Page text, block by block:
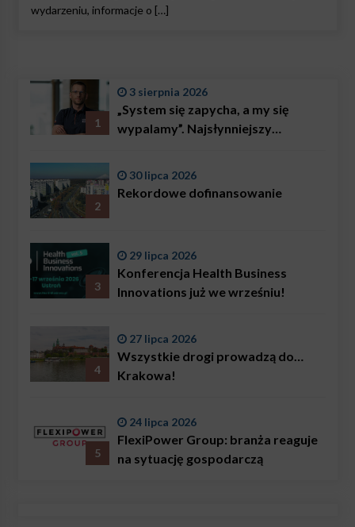
wydarzeniu, informacje o […]
1
3 sierpnia 2026
„System się zapycha, a my się
wypalamy”. Najsłynniejszy
problemem są nie tylko choroby
2
30 lipca 2026
Rekordowe dofinansowanie
3
29 lipca 2026
Konferencja Health Business
Innovations już we wrześniu!
4
27 lipca 2026
Wszystkie drogi prowadzą do…
Krakowa!
5
24 lipca 2026
FlexiPower Group: branża reaguje
na sytuację gospodarczą